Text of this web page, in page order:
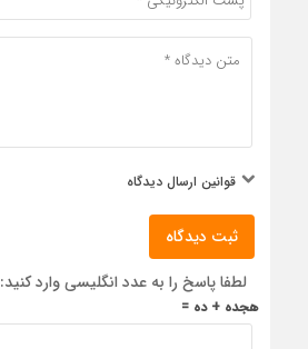
قوانین ارسال دیدگاه
ثبت دیدگاه
لطفا پاسخ را به عدد انگلیسی وارد کنید:
هجده + ده =